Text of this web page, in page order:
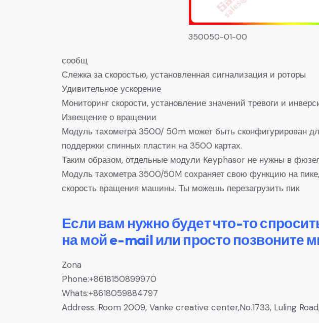
350050-01-00
сообщ
Слежка за скоростью, установленная сигнализация и роторы
Удивительное ускорение
Мониторинг скорости, установление значений тревоги и
Извещение о вращении
Модуль тахометра 3500/ 50m может быть сконфигурирован
поддержки спинных пластин на 3500 картах.
Таким образом, отдельные модули Keyphasor не нужны в
Модуль тахометра 3500/50M сохраняет свою функцию на
скорость вращения машины. Ты можешь перезагрузить пик
Если вам нужно будет что-то
на мой e-mail или просто позвоните
Zona
Phone:+8618150899970
Whats:+8618059884797
Address: Room 2009, Vanke creative center,No.1733, Luling